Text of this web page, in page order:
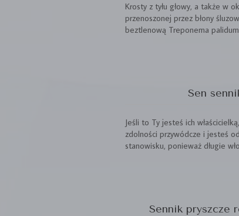
Krosty z tyłu głowy, a także w
przenoszonej przez błony
beztlenową Treponema
Sen
Jeśli to Ty jesteś ich
zdolności przywódcze i jesteś
stanowisku, ponieważ długie
Sennik pryszcze